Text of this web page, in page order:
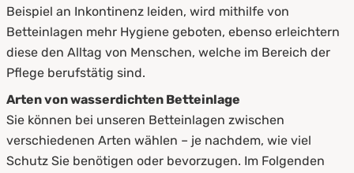
Beispiel an Inkontinenz leiden, wird mithilfe von
Betteinlagen mehr Hygiene geboten, ebenso erleichtern
diese den Alltag von Menschen, welche im Bereich der
Pflege berufstätig sind.
Arten von wasserdichten Betteinlage
Sie können bei unseren Betteinlagen zwischen
verschiedenen Arten wählen – je nachdem, wie viel
Schutz Sie benötigen oder bevorzugen. Im Folgenden